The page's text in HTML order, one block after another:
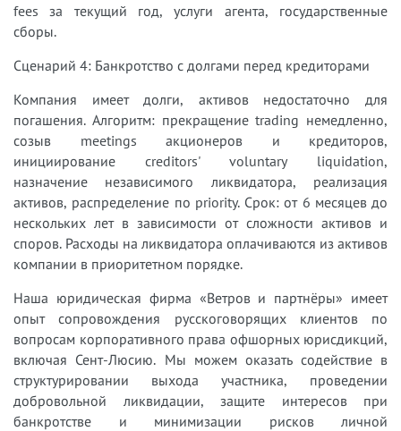
fees за текущий год, услуги агента, государственные
сборы.
Сценарий 4: Банкротство с долгами перед кредиторами
Компания имеет долги, активов недостаточно для
погашения. Алгоритм: прекращение trading немедленно,
созыв meetings акционеров и кредиторов,
инициирование creditors' voluntary liquidation,
назначение независимого ликвидатора, реализация
активов, распределение по priority. Срок: от 6 месяцев до
нескольких лет в зависимости от сложности активов и
споров. Расходы на ликвидатора оплачиваются из активов
компании в приоритетном порядке.
Наша юридическая фирма «Ветров и партнёры» имеет
опыт сопровождения русскоговорящих клиентов по
вопросам корпоративного права офшорных юрисдикций,
включая Сент-Люсию. Мы можем оказать содействие в
структурировании выхода участника, проведении
добровольной ликвидации, защите интересов при
банкротстве и минимизации рисков личной